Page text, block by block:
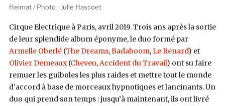
Heimat / Photo : Julie Hascoet
Cirque Electrique à Paris, avril 2019. Trois ans après la sortie
de leur splendide album éponyme, le duo formé par
Armelle Oberlé(The Dreams,Badaboom,Le Renard) et
Olivier Demeaux(Cheveu,Accident du Travail) ont su faire
remuer les guiboles les plus raides et mettre tout le monde
d’accord à base de morceaux hypnotiques et lancinants. Un
duo qui prend son temps : jusqu’à maintenant, ils ont livré